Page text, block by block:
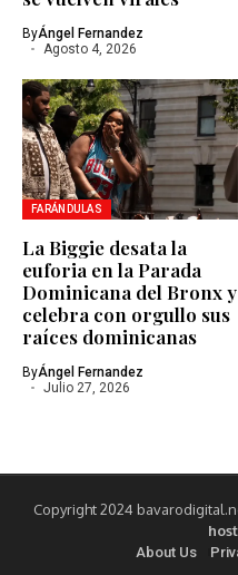
ByÁngel Fernandez
Agosto 4, 2026
FARÁNDULAS
La Biggie desata la
euforia en la Parada
Dominicana del Bronx y
celebra con orgullo sus
raíces dominicanas
ByÁngel Fernandez
Julio 27, 2026
Copyright 2024
About Us